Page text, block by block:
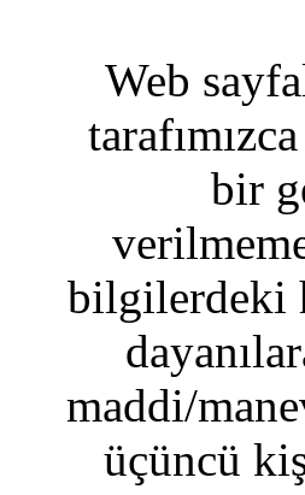
Web
bir
bilgilerdeki
maddi/
üçüncü